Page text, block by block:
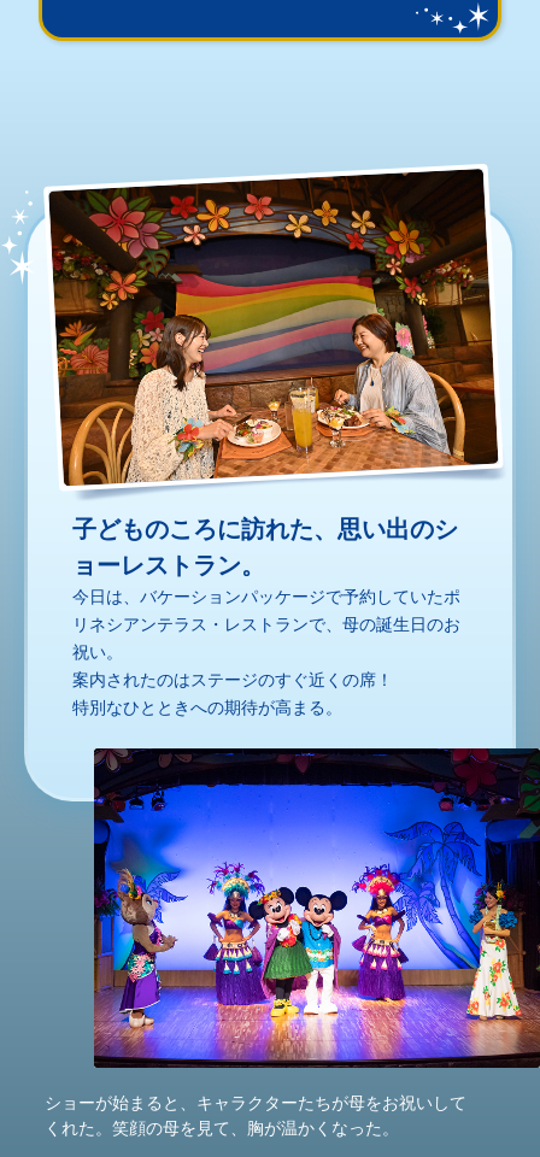
子どものころに訪れた、思い出のシ
ョーレストラン。
今日は、バケーションパッケージで予約していたポ
リネシアンテラス・レストランで、母の誕生日のお
祝い。
案内されたのはステージのすぐ近くの席！
特別なひとときへの期待が高まる。
ショーが始まると、キャラクターたちが母をお祝いして
くれた。笑顔の母を見て、胸が温かくなった。